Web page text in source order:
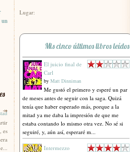
es
Lugar:
Mis cinco últimos libros leídos
El juicio final de
Carl
by Matt Dinniman
Me gustó el primero y esperé un par
de meses antes de seguir con la saga. Quizá
tenía que haber esperado más, porque a la
mitad ya me daba la impresión de que me
estaba contando lo mismo otra vez. No sé si
seguiré, y, aún así, esperaré m...
Intermezzo